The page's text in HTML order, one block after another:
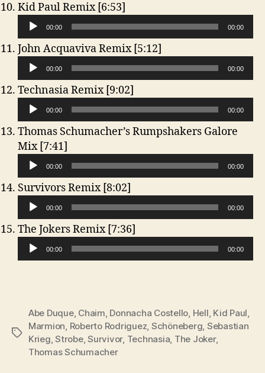
y
e
P
l
a
y
e
r
o
-
P
l
a
y
e
r
Kid Paul Remix [6:53]
u
d
i
o
-
P
l
a
e
r
00:00 00:00
John Acquaviva Remix [5:12]
u
d
o
-
P
l
a
y
e
r
00:00 00:00
Technasia Remix [9:02]
u
d
i
-
P
l
a
y
e
r
00:00 00:00
Thomas Schumacher’s Rumpshakers Galore
Mix [7:41]
u
d
i
o
-
P
a
r
00:00 00:00
Survivors Remix [8:02]
u
d
i
o
-
y
e
00:00 00:00
The Jokers Remix [7:36]
u
d
P
l
00:00 00:00
Schlagwörter
Abe Duque, Chaim Donnacha Costello Hell Kid Paul
Marmion Roberto Rodriguez Schöneberg Sebastian
Krieg ,Strobe,Survivor, Technasia The Joker,
Thomas Schumacher